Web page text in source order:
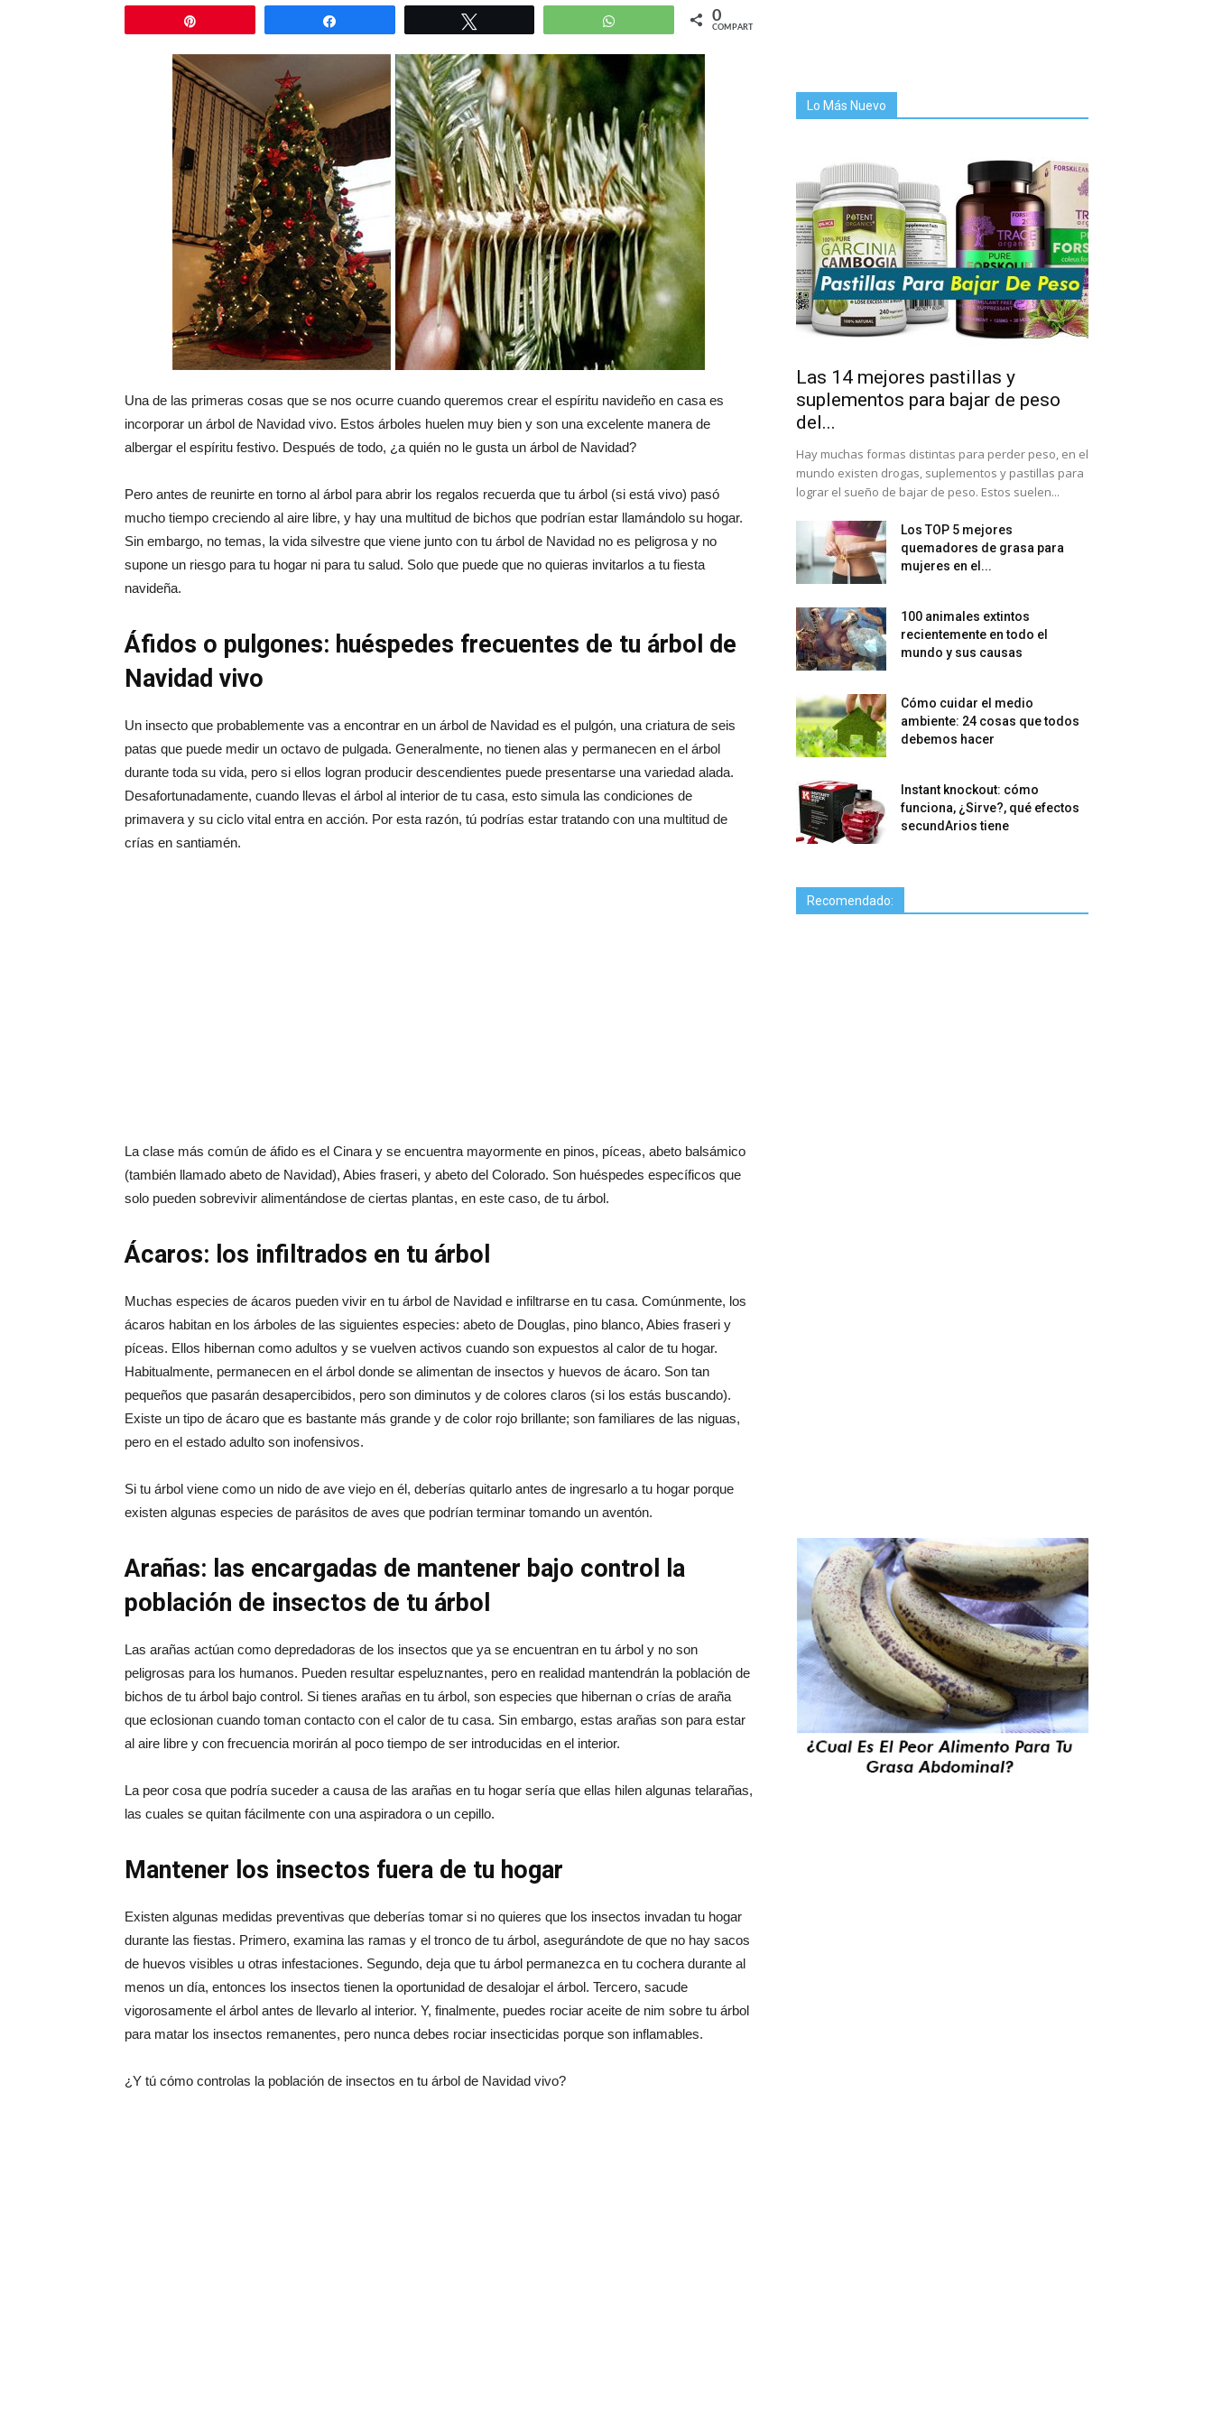
0
COMPARTIR
Una de las primeras cosas que se nos ocurre cuando queremos crear el espíritu navideño en casa es
incorporar un árbol de Navidad vivo. Estos árboles huelen muy bien y son una excelente manera de
albergar el espíritu festivo. Después de todo, ¿a quién no le gusta un árbol de Navidad?
Pero antes de reunirte en torno al árbol para abrir los regalos recuerda que tu árbol (si está vivo) pasó
mucho tiempo creciendo al aire libre, y hay una multitud de bichos que podrían estar llamándolo su hogar.
Sin embargo, no temas, la vida silvestre que viene junto con tu árbol de Navidad no es peligrosa y no
supone un riesgo para tu hogar ni para tu salud. Solo que puede que no quieras invitarlos a tu fiesta
navideña.
Áfidos o pulgones: huéspedes frecuentes de tu árbol de
Navidad vivo
Un insecto que probablemente vas a encontrar en un árbol de Navidad es el pulgón, una criatura de seis
patas que puede medir un octavo de pulgada. Generalmente, no tienen alas y permanecen en el árbol
durante toda su vida, pero si ellos logran producir descendientes puede presentarse una variedad alada.
Desafortunadamente, cuando llevas el árbol al interior de tu casa, esto simula las condiciones de
primavera y su ciclo vital entra en acción. Por esta razón, tú podrías estar tratando con una multitud de
crías en santiamén.
La clase más común de áfido es el Cinara y se encuentra mayormente en pinos, píceas, abeto balsámico
(también llamado abeto de Navidad), Abies fraseri, y abeto del Colorado. Son huéspedes específicos que
solo pueden sobrevivir alimentándose de ciertas plantas, en este caso, de tu árbol.
Ácaros: los infiltrados en tu árbol
Muchas especies de ácaros pueden vivir en tu árbol de Navidad e infiltrarse en tu casa. Comúnmente, los
ácaros habitan en los árboles de las siguientes especies: abeto de Douglas, pino blanco, Abies fraseri y
píceas. Ellos hibernan como adultos y se vuelven activos cuando son expuestos al calor de tu hogar.
Habitualmente, permanecen en el árbol donde se alimentan de insectos y huevos de ácaro. Son tan
pequeños que pasarán desapercibidos, pero son diminutos y de colores claros (si los estás buscando).
Existe un tipo de ácaro que es bastante más grande y de color rojo brillante; son familiares de las niguas,
pero en el estado adulto son inofensivos.
Si tu árbol viene como un nido de ave viejo en él, deberías quitarlo antes de ingresarlo a tu hogar porque
existen algunas especies de parásitos de aves que podrían terminar tomando un aventón.
Arañas: las encargadas de mantener bajo control la
población de insectos de tu árbol
Las arañas actúan como depredadoras de los insectos que ya se encuentran en tu árbol y no son
peligrosas para los humanos. Pueden resultar espeluznantes, pero en realidad mantendrán la población de
bichos de tu árbol bajo control. Si tienes arañas en tu árbol, son especies que hibernan o crías de araña
que eclosionan cuando toman contacto con el calor de tu casa. Sin embargo, estas arañas son para estar
al aire libre y con frecuencia morirán al poco tiempo de ser introducidas en el interior.
La peor cosa que podría suceder a causa de las arañas en tu hogar sería que ellas hilen algunas telarañas,
las cuales se quitan fácilmente con una aspiradora o un cepillo.
Mantener los insectos fuera de tu hogar
Existen algunas medidas preventivas que deberías tomar si no quieres que los insectos invadan tu hogar
durante las fiestas. Primero, examina las ramas y el tronco de tu árbol, asegurándote de que no hay sacos
de huevos visibles u otras infestaciones. Segundo, deja que tu árbol permanezca en tu cochera durante al
menos un día, entonces los insectos tienen la oportunidad de desalojar el árbol. Tercero, sacude
vigorosamente el árbol antes de llevarlo al interior. Y, finalmente, puedes rociar aceite de nim sobre tu árbol
para matar los insectos remanentes, pero nunca debes rociar insecticidas porque son inflamables.
¿Y tú cómo controlas la población de insectos en tu árbol de Navidad vivo?
Lo Más Nuevo
Las 14 mejores pastillas y
suplementos para bajar de peso
del...
Hay muchas formas distintas para perder peso, en el
mundo existen drogas, suplementos y pastillas para
lograr el sueño de bajar de peso. Estos suelen...
Los TOP 5 mejores
quemadores de grasa para
mujeres en el...
100 animales extintos
recientemente en todo el
mundo y sus causas
Cómo cuidar el medio
ambiente: 24 cosas que todos
debemos hacer
Instant knockout: cómo
funciona, ¿Sirve?, qué efectos
secundArios tiene
Recomendado: